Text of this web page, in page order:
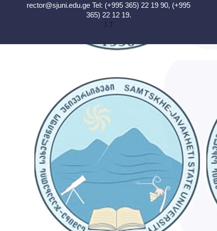
rector@sjuni.edu.ge Tel: (+995 365) 22 19 90, (+995
365) 22 12 19.
J.T.